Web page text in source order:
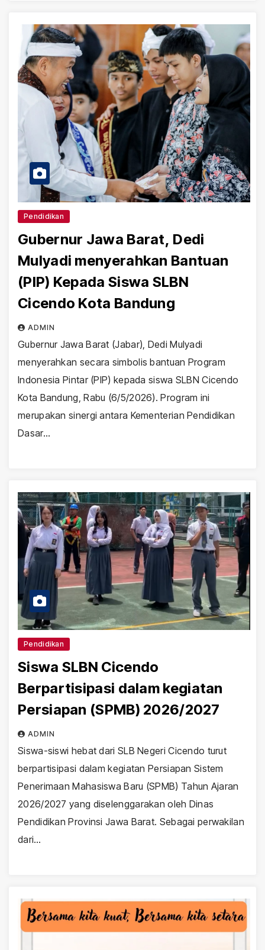
Pendidikan
Gubernur Jawa Barat, Dedi
Mulyadi menyerahkan Bantuan
(PIP) Kepada Siswa SLBN
Cicendo Kota Bandung
ADMIN
Gubernur Jawa Barat (Jabar), Dedi Mulyadi
menyerahkan secara simbolis bantuan Program
Indonesia Pintar (PIP) kepada siswa SLBN Cicendo
Kota Bandung, Rabu (6/5/2026). Program ini
merupakan sinergi antara Kementerian Pendidikan
Dasar…
Pendidikan
Siswa SLBN Cicendo
Berpartisipasi dalam kegiatan
Persiapan (SPMB) 2026/2027
ADMIN
Siswa-siswi hebat dari SLB Negeri Cicendo turut
berpartisipasi dalam kegiatan Persiapan Sistem
Penerimaan Mahasiswa Baru (SPMB) Tahun Ajaran
2026/2027 yang diselenggarakan oleh Dinas
Pendidikan Provinsi Jawa Barat. Sebagai perwakilan
dari…